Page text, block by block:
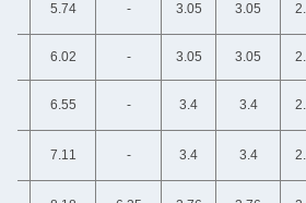
3.05
5.74
5.74
3.05
6.02
6.02
3.4
6.55
6.55
3.4
7.11
7.11